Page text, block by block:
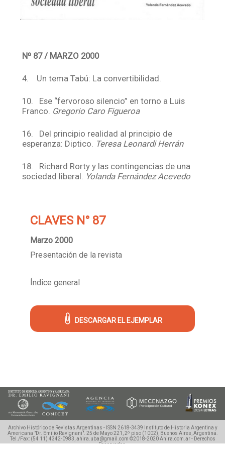
Nº 87 / MARZO 2000
4. Un tema Tabú: La convertibilidad.
10. Ese “fervoroso silencio” en torno a Luis
Franco. Gregorio Caro Figueroa
16. Del principio realidad al principio de
esperanza: Diptico. Teresa Leonardi Herrán
18. Richard Rorty y las contingencias de una
sociedad liberal. Yolanda Fernández Acevedo
CLAVES N° 87
Marzo 2000
Presentación de la revista
Índice general
DESCARGAR EL EJEMPLAR
Archivo Histórico de Revistas Argentinas - ISSN 2618-3439
Instituto de Historia Argentina y
Americana "Dr. Emilio Ravignani". 25 de Mayo 221, 2º piso (1002), Buenos Aires, Argentina.
Tel./Fax: (54 11) 4342-0983, ahira.uba@gmail.com ©2018-2020 Ahira.com.ar - Derechos
Reservados.